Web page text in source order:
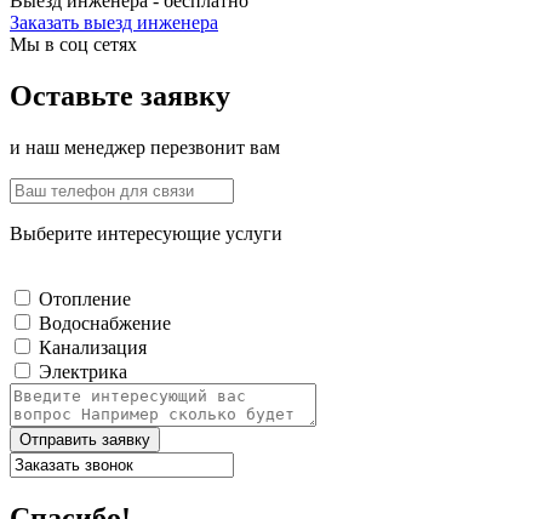
Заказать выезд инженера
Мы в соц сетях
Оставьте заявку
и наш менеджер перезвонит вам
Выберите интересующие услуги
Отопление
Водоснабжение
Канализация
Электрика
Отправить заявку